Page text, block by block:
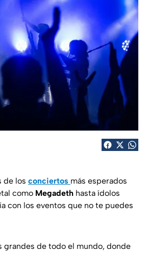
de los conciertos más esperados
como Megadeth hasta ídolos
con los eventos que no te puedes
grandes de todo el mundo, donde